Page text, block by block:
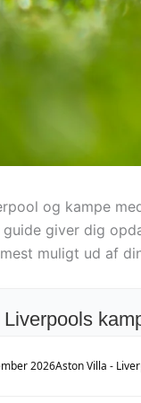
og kampe
guide giver dig
muligt ud af
2026Aston Villa -